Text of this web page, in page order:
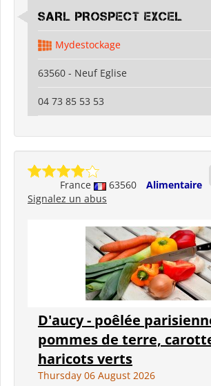
SARL PROSPECT EXCEL
Mydestockage
63560 - Neuf Eglise
04 73 85 53 53
France 63560
Alimentaire
Signalez un abus
D'aucy - poêlée
pommes de terre,
haricots verts
Thursday 06 August 2026